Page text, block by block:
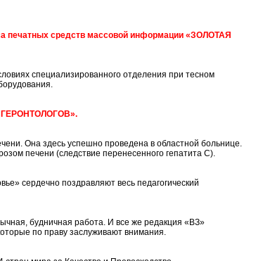
печатных средств массовой информации «ЗОЛОТАЯ
специализированного отделения при тесном
Она здесь успешно проведена в областной больнице.
печени (следствие перенесенного гепатита С).
сердечно поздравляют весь педагогический
будничная работа. И все же редакция «ВЗ»
по праву заслуживают внимания.